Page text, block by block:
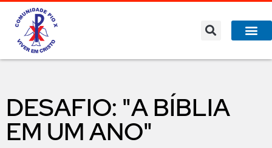
DESAFIO: "A BÍBLIA
EM UM ANO"